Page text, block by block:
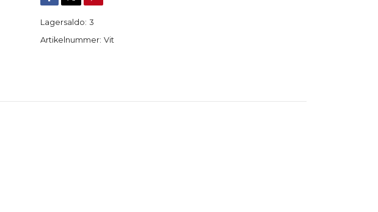
Lagersaldo: 3
Artikelnummer: Vit